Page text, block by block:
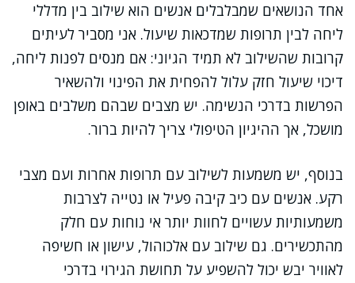
אחד הנושאים שמבלבלים אנשים הוא שילוב בין מדללי
ליחה לבין תרופות שמדכאות שיעול. אני מסביר לעיתים
קרובות שהשילוב לא תמיד הגיוני: אם מנסים לפנות ליחה,
דיכוי שיעול חזק עלול להפחית את הפינוי ולהשאיר
הפרשות בדרכי הנשימה. יש מצבים שבהם משלבים באופן
מושכל, אך ההיגיון הטיפולי צריך להיות ברור.
בנוסף, יש משמעות לשילוב עם תרופות אחרות ועם מצבי
רקע. אנשים עם כיב קיבה פעיל או נטייה לצרבות
משמעותיות עשויים לחוות יותר אי נוחות עם חלק
מהתכשירים. גם שילוב עם אלכוהול, עישון או חשיפה
לאוויר יבש יכול להשפיע על תחושת הגירוי בדרכי